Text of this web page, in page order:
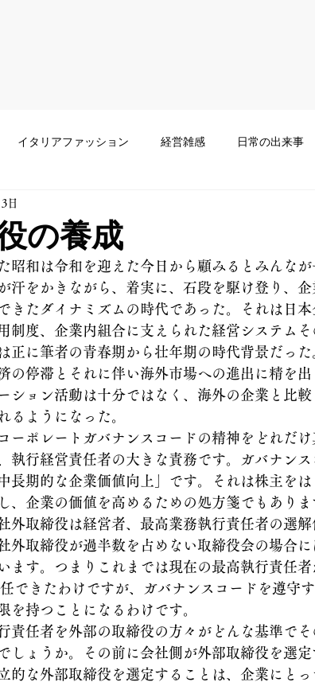
イタリアファッション 経営雑感 日常の出来事
の養成
日
昭和は令和を迎えた今日から顧みるとみんな
汗をかきながら、着実に、石段を駆け登り、
きたダイナミズムの時代であった。それは日
制度、企業内組合に支えられた経営システム
正に筆者の青春期から壮年期の時代背景だっ
の停滞とそれに伴い海外市場への進出に精を
ション活動は十分ではなく、海外の企業と比
るようになった。
ーポレートガバナンスコードの精神をどれだ
執行経営責任者の大きな責務です。ガバナン
長期的な企業価値向上」です。それは株主を
、企業の価値を高めるための処方箋でもあり
外取締役は経営者、最高業務執行責任者の選
外取締役が過半数を占めない取締役会の場合
ます。つまりこれまでは現在の最高執行責任
できたわけですが、ガバナンスコードを遵守
を持つことになるわけです。
責任者を外部の取締役の方々がどんな基準で
しょうか。その前に会社側が外部取締役を選
的な外部取締役を選定することは、企業にと